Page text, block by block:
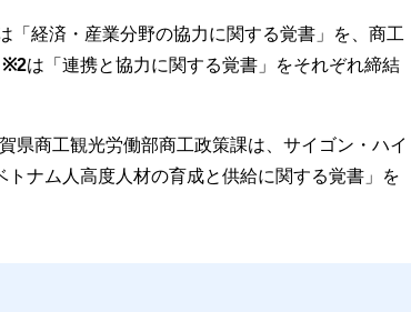
「経済・産業分野の協力に関する覚書」を、商工
※2は「連携と協力に関する覚書」をそれぞれ締結
県商工観光労働部商工政策課は、サイゴン・ハイ
トナム人高度人材の育成と供給に関する覚書」を